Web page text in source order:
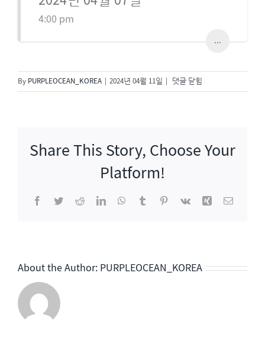
4:00 pm
...
By PURPLEOCEAN_KOREA 2024년 04월 11일
2024
성
미
댓글 닫힘
Share This Story, Choose Your
Platform!
Facebook
TwitterRedditLinkedInWhatsApp
TumblrPinterest
Vk Xing 이
About the Author: PURPLEOCEAN_KOREA